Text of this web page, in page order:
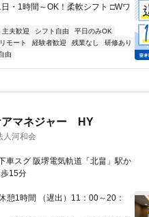
・1時間～OK！柔軟シフト □Wワ
主夫歓迎 シフト自由
平日のみOK
モート 経験者歓迎 残業なし
研修あり
由
アマネジャー HY
人河和会
15分
1時間 （遅出）11：00～20：